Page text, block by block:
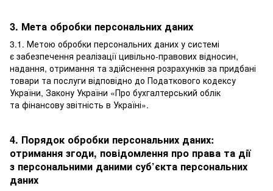
3. Мета обробки персональних даних
3.1. Метою обробки персональних даних у системі
є забезпечення реалізації цивільно-правових відносин,
надання, отримання та здійснення розрахунків за придбані
товари та послуги відповідно до Податкового кодексу
України, Закону України «Про бухгалтерський облік
та фінансову звітність в Україні».
4. Порядок обробки персональних даних:
отримання згоди, повідомлення про права та дії
з персональними даними суб’єкта персональних
даних